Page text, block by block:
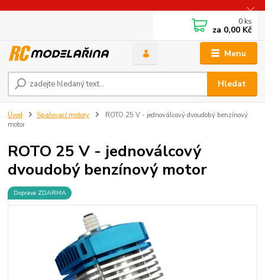
Menu
Hledat
0 ks
za 0,00 Kč
Úvod Spalovací motory
ROTO 25 V - jednoválcový dvoudobý benzínový
motor
ROTO 25 V - jednoválcový
dvoudobý benzínový motor
Doprava ZDARMA